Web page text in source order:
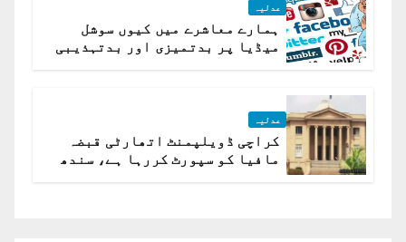
عدلیہ
ہمارے معاشرے میں کیوں سوشل
میڈیا پر بدتمیزی اور بدتہذیبی
عدلیہ
کراچی ڈویلپمنٹ اتھارٹی قبضہ
مافیا کو سپورٹ کررہا ہے، سندھ